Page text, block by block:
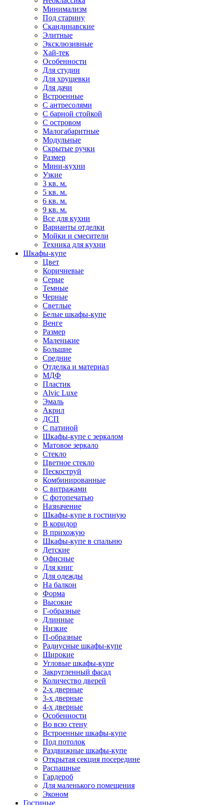
Минимализм
Под старину
Скандинавские
Элитные
Эксклюзивные
Хай-тек
Особенности
Для студии
Для хрущевки
Для дачи
Встроенные
С антресолями
С барной стойкой
С островом
Малогабаритные
Модульные
Скрытые ручки
Размер
Мини-кухни
Узкие
3 кв. м.
5 кв. м.
6 кв. м.
9 кв. м.
Все для кухни
Варианты отделки
Мойки и смесители
Техника для кухни
Шкафы-купе
Цвет
Коричневые
Серые
Темные
Черные
Светлые
Белые шкафы-купе
Венге
Размер
Маленькие
Большие
Средние
Отделка и материал
МДФ
Пластик
Alvic Luxe
Эмаль
Акрил
ДСП
С патиной
Шкафы-купе с зеркалом
Матовое зеркало
Стекло
Цветное стекло
Пескоструй
Комбинированные
С витражами
С фотопечатью
Назначение
Шкафы-купе в гостиную
В коридор
В прихожую
Шкафы-купе в спальню
Детские
Офисные
Для книг
Для одежды
На балкон
Форма
Высокие
Г-образные
Длинные
Низкие
П-образные
Радиусные шкафы-купе
Широкие
Угловые шкафы-купе
Закругленный фасад
Количество дверей
2-х дверные
3-х дверные
4-х дверные
Особенности
Во всю стену
Встроенные шкафы-купе
Под потолок
Раздвижные шкафы-купе
Открытая секция посередине
Распашные
Гардероб
Для маленького помещения
Эконом
Гостиные